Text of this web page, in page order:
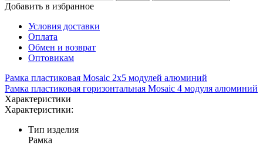
Добавить в избранное
Условия доставки
Оплата
Обмен и возврат
Оптовикам
Рамка пластиковая Mosaic 2х5 модулей алюминий
Рамка пластиковая горизонтальная Mosaic 4 модуля алюминий
Характеристики
Характеристики:
Тип изделия
Рамка